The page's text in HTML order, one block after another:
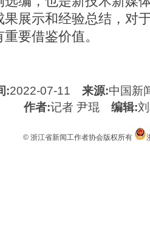
果展示和经验总结，对
要借鉴价值。
:2022-07-11来源:中国新
作者:记者 尹琨 编辑:
© 浙江省新闻工作者协会版权所有